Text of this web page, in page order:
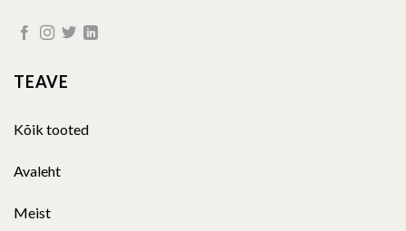
TEAVE
Kõik tooted
Avaleht
Meist